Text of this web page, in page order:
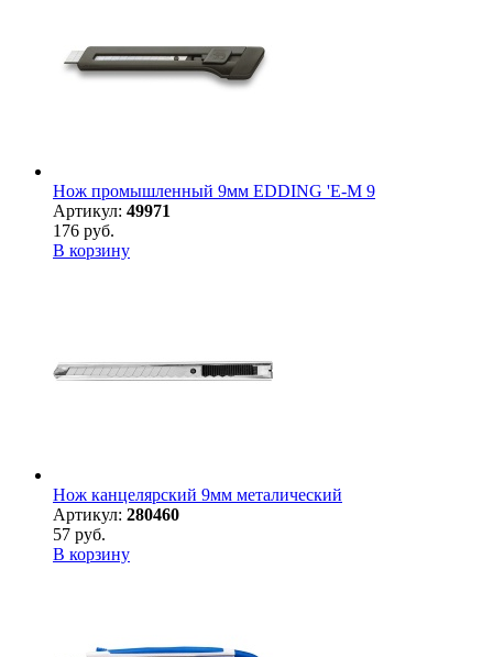
Нож промышленный 9мм EDDING 'E-M 9
Артикул: 49971
176 руб.
В корзину
Нож канцелярский 9мм металический
Артикул: 280460
57 руб.
В корзину